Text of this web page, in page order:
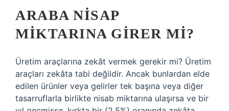
ARABA NISAP
MIKTARINA GIRER MI?
Üretim araçlarına zekât vermek gerekir mi? Üretim
araçları zekâta tabi değildir. Ancak bunlardan elde
edilen ürünler veya gelirler tek başına veya diğer
tasarruflarla birlikte nisab miktarına ulaşırsa ve bir